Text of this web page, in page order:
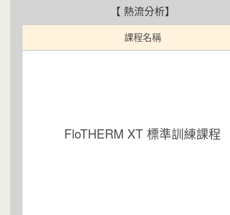
【 熱流分析】
課程名稱
FloTHERM XT 標準訓練課程